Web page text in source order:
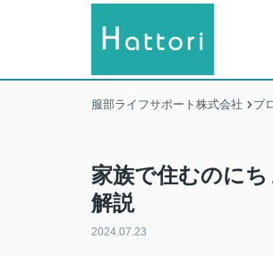
服部ライフサポート株式会社 ブ
家族で住むのに
解説
2024.07.23